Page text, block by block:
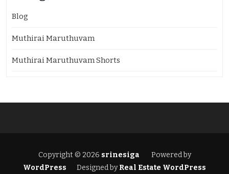
Blog
Muthirai Maruthuvam
Muthirai Maruthuvam Shorts
Copyright © 2026 srinesiga
Powered by
WordPress
Designed byReal Estate WordPress